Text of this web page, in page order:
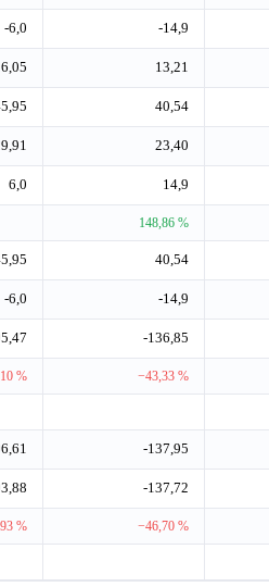
-6,0 -14,9
13,21
40,54
23,40
6,0 14,9
148,86 %
40,54
-6,0 -14,9
-136,85
% −43,33 %
-137,95
-137,72
% −46,70 %